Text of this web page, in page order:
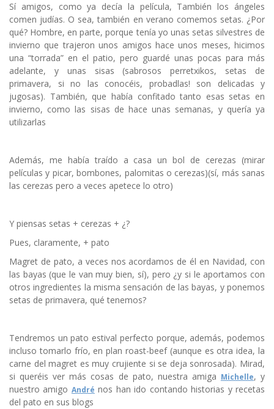
Sí amigos, como ya decía la película, También los ángeles
comen judías. O sea, también en verano comemos setas. ¿Por
qué? Hombre, en parte, porque tenía yo unas setas silvestres de
invierno que trajeron unos amigos hace unos meses, hicimos
una “torrada” en el patio, pero guardé unas pocas para más
adelante, y unas sisas (sabrosos perretxikos, setas de
primavera, si no las conocéis, probadlas! son delicadas y
jugosas). También, que había confitado tanto esas setas en
invierno, como las sisas de hace unas semanas, y quería ya
utilizarlas
Además, me había traído a casa un bol de cerezas (mirar
películas y picar, bombones, palomitas o cerezas)(sí, más sanas
las cerezas pero a veces apetece lo otro)
Y piensas setas + cerezas + ¿?
Pues, claramente, + pato
Magret de pato, a veces nos acordamos de él en Navidad, con
las bayas (que le van muy bien, sí), pero ¿y si le aportamos con
otros ingredientes la misma sensación de las bayas, y ponemos
setas de primavera, qué tenemos?
Tendremos un pato estival perfecto porque, además, podemos
incluso tomarlo frío, en plan roast-beef (aunque es otra idea, la
carne del magret es muy crujiente si se deja sonrosada). Mirad,
si queréis ver más cosas de pato, nuestra amiga Michelle, y
nuestro amigo André nos han ido contando historias y recetas
del pato en sus blogs